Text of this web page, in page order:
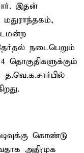
இதன்
நடைபெறும்
தொகுதிகளுக்கும்
கொண்டு
அதிமுக